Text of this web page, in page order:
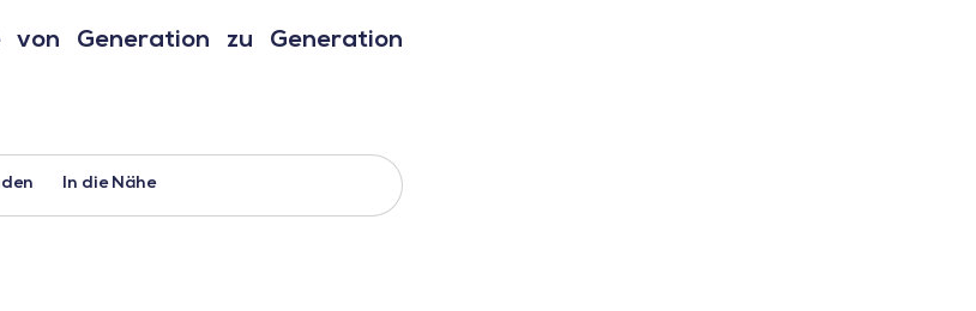
Generation zu Generation
In die Nähe